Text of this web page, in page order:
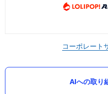
コーポレート
AIへの取り